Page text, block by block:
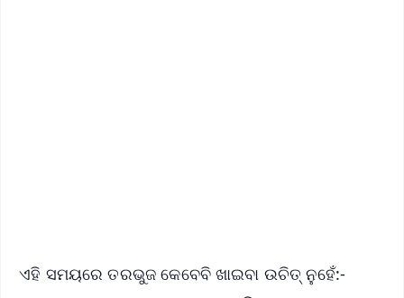
ଏହି ସମୟରେ ତରଭୁଜ କେବେବି ଖାଇବା ଉଚିତ୍ ନୁହେଁ:-